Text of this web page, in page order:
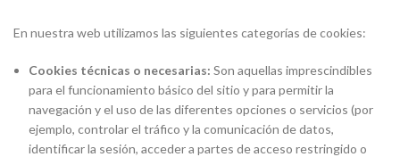
En nuestra web utilizamos las siguientes categorías de cookies:
Cookies técnicas o necesarias: Son aquellas imprescindibles
para el funcionamiento básico del sitio y para permitir la
navegación y el uso de las diferentes opciones o servicios (por
ejemplo, controlar el tráfico y la comunicación de datos,
identificar la sesión, acceder a partes de acceso restringido o